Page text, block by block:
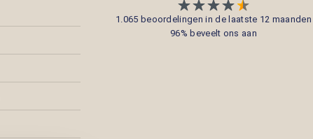
1.065 beoordelingen in de laatste 12 maanden
96% beveelt ons aan